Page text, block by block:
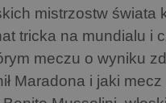
mistrzostw świata
tricka na mundialu i
meczu o wyniku
Maradona i jaki